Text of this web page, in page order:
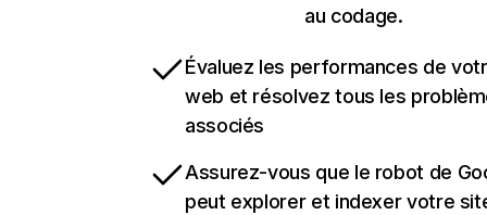
au codage.
Évaluez les performances de
web et résolvez tous les
associés
Assurez-vous que le robot de
peut explorer et indexer votre